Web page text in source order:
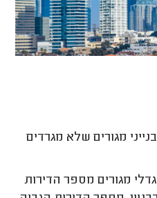
מגורים שלא מגרדים
מגורים מספר הדירות